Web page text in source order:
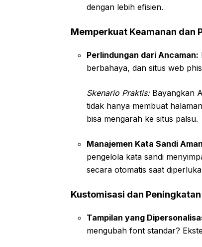
dengan lebih efisien.
Memperkuat Keamanan dan
Perlindungan dari Ancaman:
berbahaya, dan situs web
Skenario Praktis:Bayangkan
tidak hanya membuat
bisa mengarah ke situs palsu.
Manajemen Kata Sandi
pengelola kata sandi
secara otomatis saat
Kustomisasi dan
Tampilan yang
mengubah font standar?